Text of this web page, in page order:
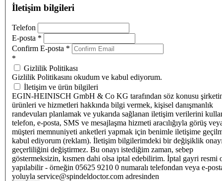
İletişim bilgileri
Telefon
E-posta *
Confirm E-posta *
*
Gizlilik Politikası
Gizlilik Politikasını okudum ve kabul ediyorum.
İletişim ve ürün bilgileri
EGIN-HEINISCH GmbH & Co KG tarafından söz konusu
ürünleri ve hizmetleri hakkında bilgi vermek, kişisel danışmanlık
randevuları planlamak ve yukarıda sağlanan iletişim verilerini
telefon, e-posta, SMS ve mesajlaşma hizmeti aracılığıyla görüş
müşteri memnuniyeti anketleri yapmak için benimle iletişime
kabul ediyorum (reklam). İletişim bilgilerimdeki bir değişiklik
geçerliliğini değiştirmez. Bu onayı istediğim zaman, sebep
göstermeksizin, kısmen dahi olsa iptal edebilirim. İptal gayri resmi
yapılabilir - örneğin 05625 9210 0 numaralı telefondan veya e-
yoluyla service@spindeldoctor.com adresinden